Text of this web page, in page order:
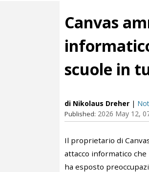
Canvas
scuole in
di Nikolaus Dreher |
Published: 2026 May 12,
Il proprietario di
attacco informatico
ha esposto